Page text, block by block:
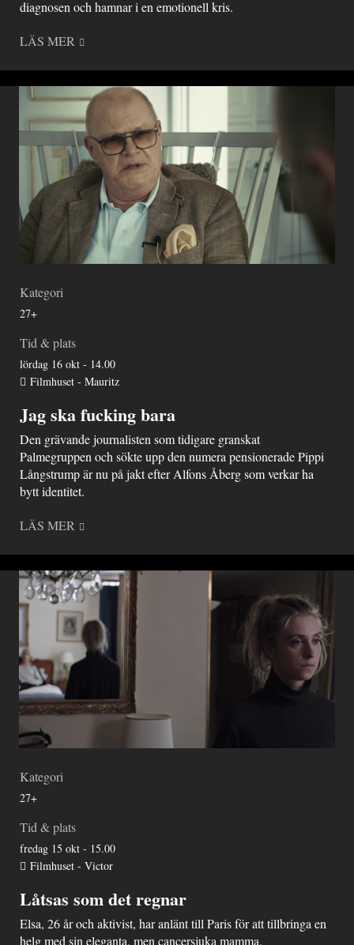
diagnosen och hamnar i en emotionell kris.
LÄS MER
Kategori
27+
Tid & plats
lördag 16 okt - 14.00
Filmhuset - Mauritz
Jag ska fucking bara
Den grävande journalisten som tidigare granskat
Palmegruppen och sökte upp den numera pensionerade Pippi
Långstrump är nu på jakt efter Alfons Åberg som verkar ha
bytt identitet.
LÄS MER
Kategori
27+
Tid & plats
fredag 15 okt - 15.00
Filmhuset - Victor
Låtsas som det regnar
Elsa, 26 år och aktivist, har anlänt till Paris för att tillbringa en
helg med sin eleganta, men cancersjuka mamma.